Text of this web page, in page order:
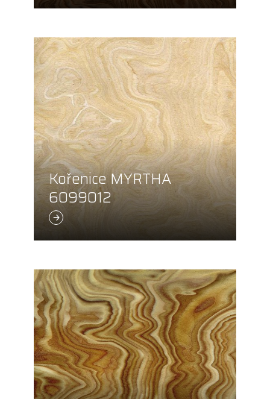
Kořenice MYRTHA
6099012